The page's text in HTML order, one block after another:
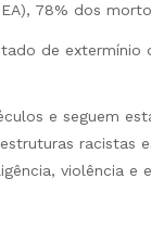
78% dos
de extermínio
e seguem
racistas
violência e